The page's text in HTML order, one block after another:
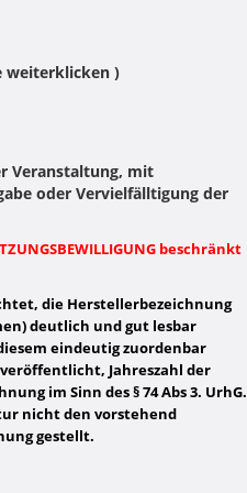
weiterklicken )
Veranstaltung, mit
oder Vervielfälltigung der
beschränkt
die Herstellerbezeichnung
deutlich und gut lesbar
eindeutig zuordenbar
Jahreszahl der
im Sinn des § 74 Abs 3. UrhG.
nicht den vorstehend
gestellt.